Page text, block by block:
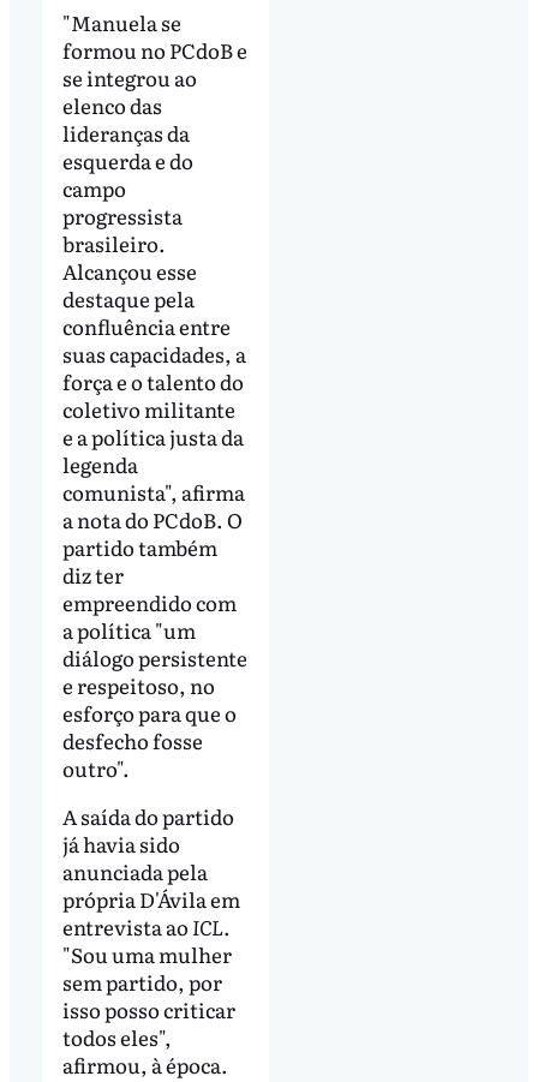
"Manuela se
formou no PCdoB e
se integrou ao
elenco das
lideranças da
esquerda e do
campo
progressista
brasileiro.
Alcançou esse
destaque pela
confluência entre
suas capacidades, a
força e o talento do
coletivo militante
e a política justa da
legenda
comunista", afirma
a nota do PCdoB. O
partido também
diz ter
empreendido com
a política "um
diálogo persistente
e respeitoso, no
esforço para que o
desfecho fosse
outro".
A saída do partido
já havia sido
anunciada pela
própria D'Ávila em
entrevista ao ICL.
"Sou uma mulher
sem partido, por
isso posso criticar
todos eles",
afirmou, à época.